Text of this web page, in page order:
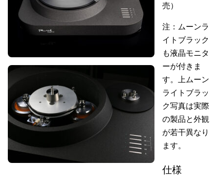
売）
注：ムーンラ
イトブラック
も液晶モニタ
ーが付きま
す。上ムーン
ライトブラッ
ク写真は実際
の製品と外観
が若干異なり
ます。
仕様